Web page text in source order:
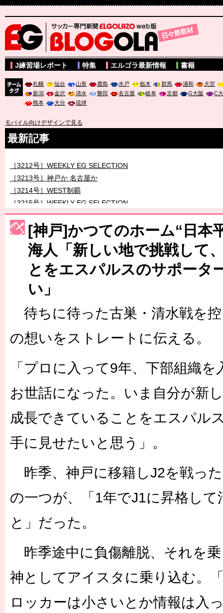
サッカー専門新聞ELGOLAZO web版 BLOGOLA
J練習場レポート 特集 エルゴラ最新情報 書籍
札幌 仙台 山形 鹿島 水戸 栃木 群馬 浦和
大宮
新潟
金沢 清水 磐田 名古屋 岐阜 京都 G大阪
C
熊本
大分 琉球
モバイル向けデザインで見る
最新記事
［3212号］WEEKLY EG SELECTION
［3213号］神戸か 名古屋か
［3214号］WEST制覇
［3215号］WEEKLY EG SELECTION
［3216号］行く末占うラストワン
［3217号］最高の景色へ出国
［3218号］WEEKLY EG SELECTION
［3219号］特別な覇者へ 大逆転か連破か
［3220号］伝説の王者、黄金のシャーレ
[神戸]かつてのホーム“日本
海人「新しい地で挑戦して
とをエスパルスのサポータ
い」
待ちに待った古巣・清水戦を
の想いをストレートに伝える。
「プロに入って9年、下部組織
お世話になった。いま自分が新
成長できていることをエスパル
手に見せたいと思う」。
昨季、神戸に移籍しJ2を戦っ
の一つが、「1年でJ1に昇格し
と」だった。
昨季途中に負傷離脱、それを
神としてアイスタに乗り込む。
ロッカーは小さいとか情報は入